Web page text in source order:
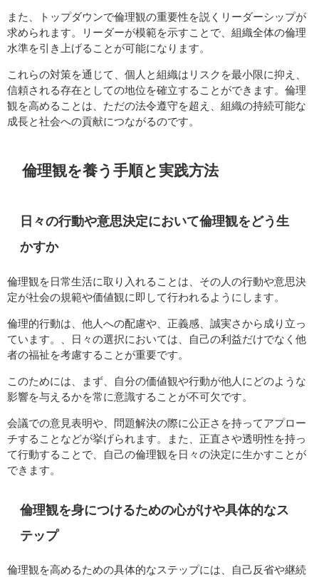
また、トップダウンで倫理観の重要性を説くリーダーシップが
求められます。リーダーが模範を示すことで、組織全体の倫理
水準を引き上げることが可能になります。
これらの対策を通じて、個人と組織はリスクを最小限に抑え、
信頼される存在としての地位を確立することができます。倫理
観を高めることは、ただの法令遵守を超え、組織の持続可能な
成長と社会への貢献につながるのです。
倫理観を養う手順と実践方法
日々の行動や意思決定において倫理観をどう生
かすか
倫理観を日常生活に取り入れることは、その人の行動や意思決
定が社会の規範や価値観に即して行われるようにします。
倫理的行動は、他人への配慮や、正義感、誠実さから成り立っ
ています。、日々の選択においては、自己の利益だけでなく他
者の福祉を考慮することが重要です。
このためには、まず、自分の価値観や行動が他人にどのような
影響を与えるかを常に意識することが不可欠です。
会議での意見表明や、問題解決の際に公正さを持ってアプロー
チすることなどが挙げられます。また、正直さや透明性を持っ
て行動することで、自己の倫理観を日々の決定に生かすことが
できます。
倫理観を身につけるための心がけや具体的なス
テップ
倫理観を高めるための具体的なステップには、自己反省や継続